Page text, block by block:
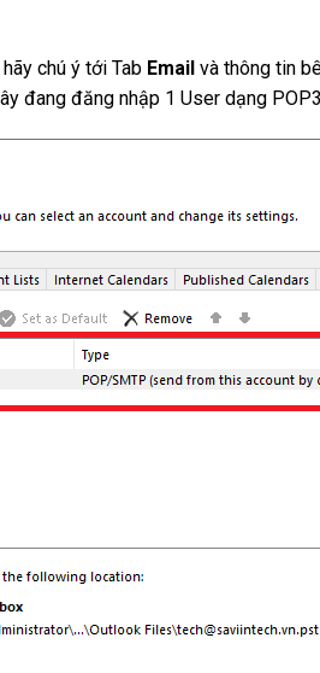
chú ý tới Tab Email và thông tin
đang đăng nhập 1 User dạng POP3